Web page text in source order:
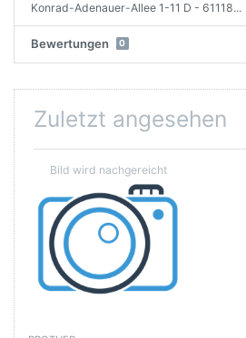
Konrad-Adenauer-Allee 1-11 D - 61118...
Bewertungen 0
Zuletzt angesehen